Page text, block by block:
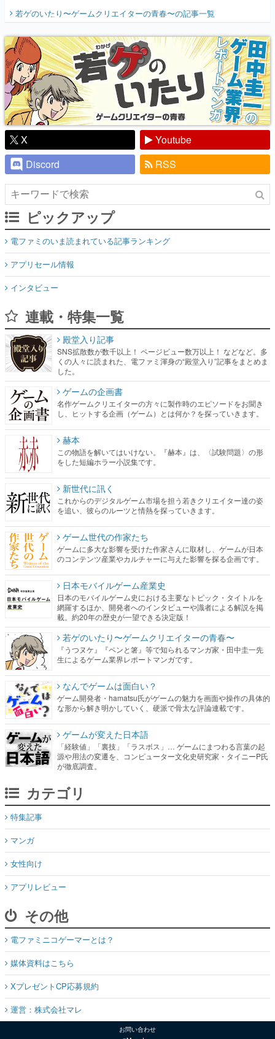
開く。業界の快男児・松山 洋に流れる血は
『少年ジャンプ』色だった【若ゲのいた
り】
若ゲのいたり〜ゲームクリエイターの青春〜の記事一覧
X
Youtube
Discord
RSS
ピックアップ
電ファミのいま読まれている記事ランキング
アプリセール情報
インタビュー
連載・特集一覧
殿堂入り記事
SNS拡散数が数千以上！ ページビュー数万以上！ などなど。多
くの人々に読まれた、電ファミ渾身の“殿堂入り”記事をまとめま
した。
ゲームの企画書
名作ゲームクリエイターの方々に製作時のエピソードをお聞き
し、ヒットする企画（ゲーム）とは何か？を探っていきます。
赫本
この物語を解いてはいけない。『赫本』は、〈試験問題〉の形
をした短編ホラー小説集です。
新世代に訊く
これからのデジタルゲーム市場を担う若きクリエイター達の姿
を追い、彼らのルーツと情熱を探っていきます。
ゲーム世代の作家たち
ゲームに多大な影響を受けた作家さんに取材し、ゲームが日本
のコンテンツ産業やカルチャーに与えた影響を探る企画です。
日本モバイルゲーム産業史
日本のモバイルゲーム史における主要なトピック・タイトルを
網羅するほか、開発者へのインタビューや識者による解説を掲
載。約20年の歴史が一望できる決定版！
若ゲのいたり〜ゲームクリエイターの青春〜
『うつヌケ』『ペンと箸』等で知られるマンガ家・田中圭一先
生によるゲーム業界レポートマンガです。
なんでゲームは面白い？
ゲーム開発者・hamatsu氏がゲームの魅力を画面や操作の具体的
な形から解き明かしていく、硬派で骨太な評論連載です。
ゲームが変えた日本語
「経験値」「裏技」「ラスボス」… ゲームにまつわる言葉の起
源や用法の変遷を、コンピューター文化史研究家・タイニーP氏
が徹底調査。
カテゴリ
特集記事
マンガ
女性向け
アプリレビュー
その他
電ファミニコゲーマーとは？
媒体資料はこちら
XプレゼントCP応募規約
運営：株式会社マレ
お問い合わせ